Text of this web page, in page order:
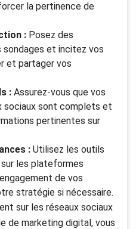
la pertinence de
: Posez des
sondages et incitez vos
et partager vos
: Assurez-vous que vos
sociaux sont complets et
pertinentes sur
: Utilisez les outils
sur les plateformes
de vos
stratégie si nécessaire.
sur les réseaux sociaux
de marketing digital, vous